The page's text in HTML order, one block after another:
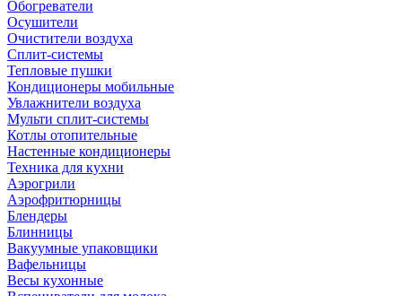
Обогреватели
Осушители
Очистители воздуха
Сплит-системы
Тепловые пушки
Кондиционеры мобильные
Увлажнители воздуха
Мульти сплит-системы
Котлы отопительные
Настенные кондиционеры
Техника для кухни
Аэрогрили
Аэрофритюрницы
Блендеры
Блинницы
Вакуумные упаковщики
Вафельницы
Весы кухонные